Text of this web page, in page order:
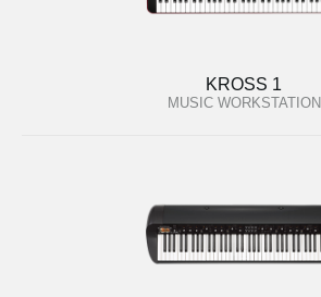
KROSS 1
MUSIC WORKSTATION